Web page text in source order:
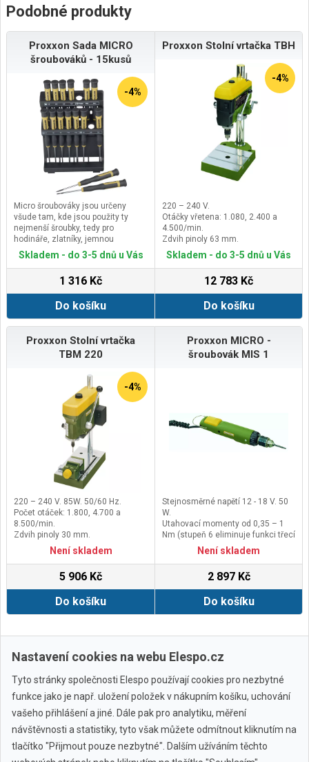
Podobné produkty
Proxxon Sada MICRO
šroubováků - 15kusů
-4%
Micro šroubováky jsou určeny
všude tam, kde jsou použity ty
nejmenší šroubky, tedy pro
hodináře, zlatníky, jemnou
mechaniku, optiky, elektroniky či
modeláře.
legované nikl-chrom-molybdenové
oceli (SAE 8660), která je tvrdá a
houževnatá.
Jsou pochromované a špice jsou
zakalená.
Rukojeť je příjemná do ruky, je
ergonomicky tvarovaná z
kvalitního polypropylenu (odolného
proti úderu, olejům a kyselinám);
rukojeť Micro šroubováku je
změkčena a tvarovány v úchopové
části prstů pro pohodlnou práci.
Skladem - do 3-5 dnů u Vás
1 316 Kč
Do košíku
Proxxon Stolní vrtačka TBH
-4%
220 – 240 V.
Otáčky vřetena: 1.080, 2.400 a
4.500/min.
Zdvih pinoly 63 mm.
Výškové nastavování klikou 70
mm.
Skladem - do 3-5 dnů u Vás
12 783 Kč
Do košíku
Proxxon Stolní vrtačka
TBM 220
-4%
220 – 240 V. 85W. 50/60 Hz.
Počet otáček: 1.800, 4.700 a
8.500/min.
Zdvih pinoly 30 mm.
Vyložení (od sloupu ke středu
vrtacího vřetene) 140 mm.
Není skladem
5 906 Kč
Do košíku
Proxxon MICRO -
šroubovák MIS 1
Stejnosměrné napětí 12 - 18 V. 50
W.
Utahovací momenty od 0,35 – 1
Nm (stupeň 6 eliminuje funkci třecí
spojky (krouticí moment je pak 2
Hmotnost 415 g.
Celková délka 200 mm.
Není skladem
2 897 Kč
Do košíku
Zobrazit další
Nastavení cookies na webu Elespo.cz
Tyto stránky společnosti Elespo používají cookies pro nezbytné
funkce jako je např. uložení položek v nákupním košíku, uchování
vašeho přihlášení a jiné. Dále pak pro analytiku, měření
návštěvnosti a statistiky, tyto však můžete odmítnout kliknutím na
tlačítko "Přijmout pouze nezbytné". Dalším užíváním těchto